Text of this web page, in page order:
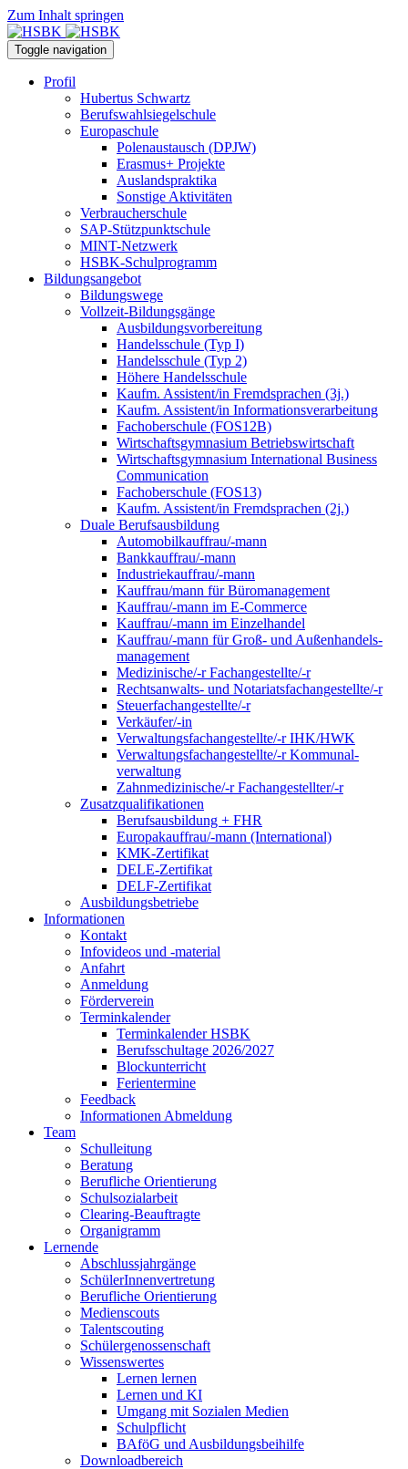
Zum Inhalt springen
Toggle navigation
Profil
Hubertus Schwartz
Berufswahlsiegelschule
Europaschule
Polenaustausch (DPJW)
Erasmus+ Projekte
Auslandspraktika
Sonstige Aktivitäten
Verbraucherschule
SAP-Stützpunktschule
MINT-Netzwerk
HSBK-Schulprogramm
Bildungsangebot
Bildungswege
Vollzeit-Bildungsgänge
Ausbildungsvorbereitung
Handelsschule (Typ I)
Handelsschule (Typ 2)
Höhere Handelsschule
Kaufm. Assistent/in­ Fremdsprachen (3j.)
Kaufm. Assistent/in Informationsverarbeitung
Fachoberschule (FOS12B)
Wirtschaftsgymnasium Betriebswirtschaft
Wirtschaftsgymnasium International Business
Communication
Fachoberschule (FOS13)
Kaufm. Assistent/in Fremdsprachen (2j.)
Duale Berufsausbildung
Automobilkauffrau/-mann
Bankkauffrau/-mann
Industriekauffrau/-mann
Kauffrau/mann für Büromanagement
Kauffrau/-mann im E-Commerce
Kauffrau/-mann im Einzelhandel
Kauffrau/-mann für Groß- und Außen­handels­
manage­ment
Medizinische/-r Fachangestellte/-r
Rechtsanwalts- und Notariatsfachangestellte/-r
Steuerfachangestellte/-r
Verkäufer/-in
Verwaltungs­fach­angestellte/-r IHK/HWK
Verwaltungsfach­angestellte/-r Kommunal­
verwaltung
Zahnmedizinische/-r Fachangestellter/-r
Zusatzqualifikationen
Berufsausbildung + FHR
Europakauffrau/-mann (International)
KMK-Zertifikat
DELE-Zertifikat
DELF-Zertifikat
Ausbildungsbetriebe
Informationen
Kontakt
Infovideos und -material
Anfahrt
Anmeldung
Förderverein
Terminkalender
Terminkalender HSBK
Berufsschultage 2026/2027
Blockunterricht
Ferientermine
Feedback
Informationen Abmeldung
Team
Schulleitung
Beratung
Berufliche Orientierung
Schulsozialarbeit
Clearing-Beauftragte
Organigramm
Lernende
Abschlussjahrgänge
SchülerInnenvertretung
Berufliche Orientierung
Medienscouts
Talentscouting
Schüler­genossen­schaft
Wissenswertes
Lernen lernen
Lernen und KI
Umgang mit Sozialen Medien
Schulpflicht
BAföG und Ausbildungsbeihilfe
Downloadbereich